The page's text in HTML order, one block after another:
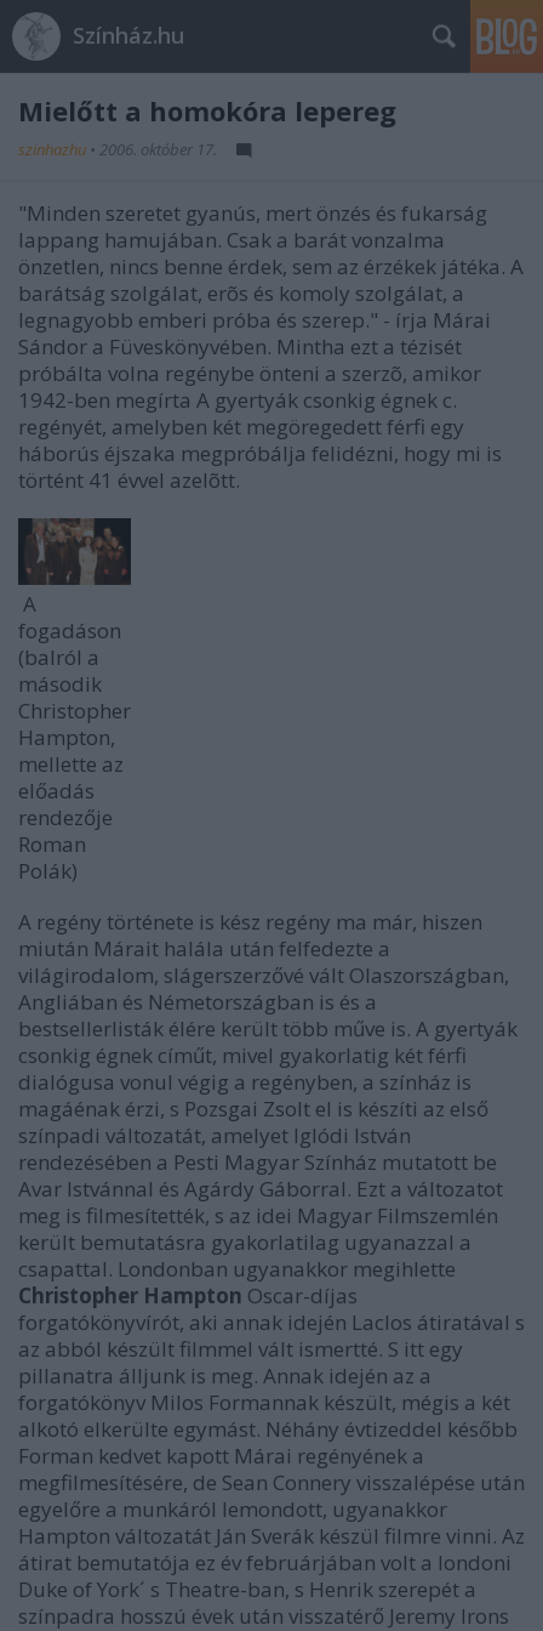
Színház.hu
Mielőtt a homokóra lepereg
szinhazhu • 2006. október 17.
"Minden szeretet gyanús, mert önzés és fukarság
lappang hamujában. Csak a barát vonzalma
önzetlen, nincs benne érdek, sem az érzékek játéka. A
barátság szolgálat, erõs és komoly szolgálat, a
legnagyobb emberi próba és szerep." - írja Márai
Sándor a Füveskönyvében. Mintha ezt a tézisét
próbálta volna regénybe önteni a szerzõ, amikor
1942-ben megírta A gyertyák csonkig égnek c.
regényét, amelyben két megöregedett férfi egy
háborús éjszaka megpróbálja felidézni, hogy mi is
történt 41 évvel azelõtt.
A
fogadáson
(balról a
második
Christopher
Hampton,
mellette az
előadás
rendezője
Roman
Polák)
A regény története is kész regény ma már, hiszen
miután Márait halála után felfedezte a
világirodalom, slágerszerzővé vált Olaszországban,
Angliában és Németországban is és a
bestsellerlisták élére került több műve is. A gyertyák
csonkig égnek címűt, mivel gyakorlatig két férfi
dialógusa vonul végig a regényben, a színház is
magáénak érzi, s Pozsgai Zsolt el is készíti az első
színpadi változatát, amelyet Iglódi István
rendezésében a Pesti Magyar Színház mutatott be
Avar Istvánnal és Agárdy Gáborral. Ezt a változatot
meg is filmesítették, s az idei Magyar Filmszemlén
került bemutatásra gyakorlatilag ugyanazzal a
csapattal. Londonban ugyanakkor megihlette
Christopher Hampton Oscar-díjas
forgatókönyvírót, aki annak idején Laclos átiratával s
az abból készült filmmel vált ismertté. S itt egy
pillanatra álljunk is meg. Annak idején az a
forgatókönyv Milos Formannak készült, mégis a két
alkotó elkerülte egymást. Néhány évtizeddel később
Forman kedvet kapott Márai regényének a
megfilmesítésére, de Sean Connery visszalépése után
egyelőre a munkáról lemondott, ugyanakkor
Hampton változatát Ján Sverák készül filmre vinni. Az
átirat bemutatója ez év februárjában volt a londoni
Duke of York´ s Theatre-ban, s Henrik szerepét a
színpadra hosszú évek után visszatérő Jeremy Irons